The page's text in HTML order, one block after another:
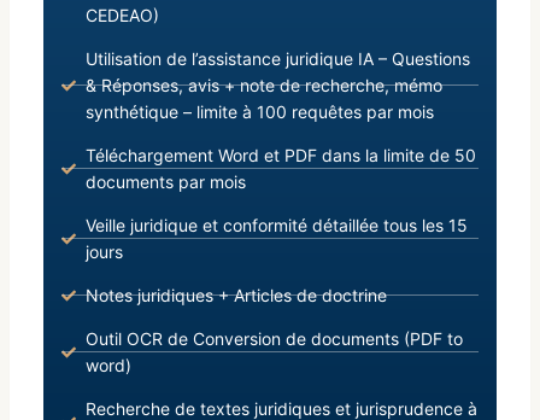
CEDEAO)
Utilisation de l’assistance juridique IA – Questions
& Réponses, avis + note de recherche, mémo
synthétique – limite à 100 requêtes par mois
Téléchargement Word et PDF dans la limite de 50
documents par mois
Veille juridique et conformité détaillée tous les 15
jours
Notes juridiques + Articles de doctrine
Outil OCR de Conversion de documents (PDF to
word)
Recherche de textes juridiques et jurisprudence à